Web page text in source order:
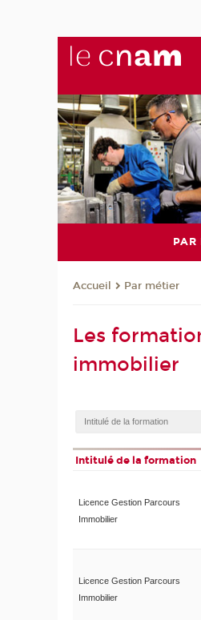
PAR
Accueil Par métier
Les
immobilier
Intitulé de la formation
Licence Gestion Parcours
Immobilier
Licence Gestion Parcours
Immobilier